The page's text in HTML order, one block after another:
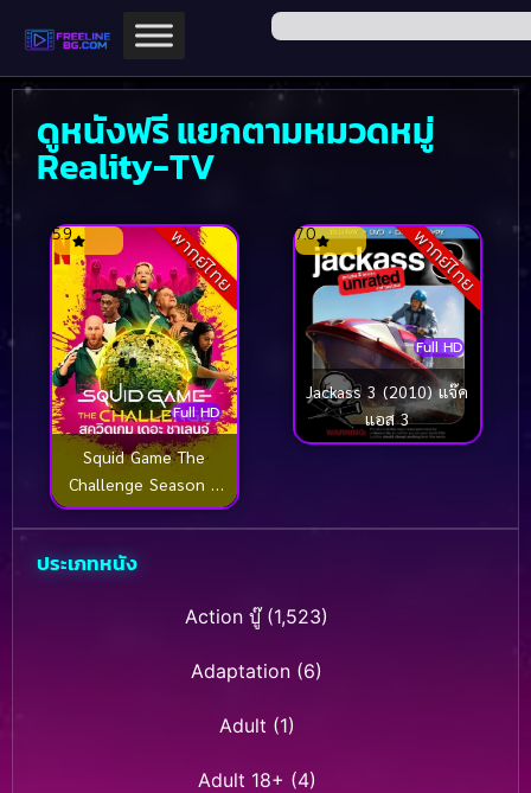
ดูหนังฟรี แยกตามหมวดหมู่
Reality-TV
พากย์ไทย
Full HD
5.9
Squid Game The
Challenge Season 2
สควิดเกม เดอะ ชาเลนจ์
พากย์ไทย
Full HD
7.0
Jackass 3 (2010) แจ๊ค
แอส 3
ประเภทหนัง
Action บู๊(1,523)
Adaptation (6)
Adult (1)
Adult 18+ (4)